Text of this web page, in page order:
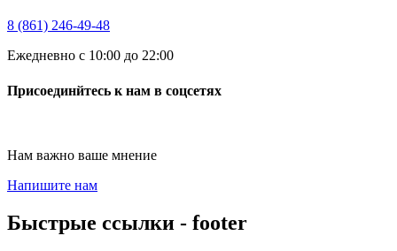
8 (861) 246-49-48
Ежедневно с 10:00 до 22:00
Присоединйтесь к нам в соцсетях
Нам важно ваше мнение
Напишите нам
Быстрые ссылки - footer